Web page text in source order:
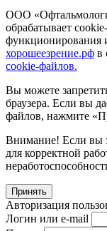
ООО
обрабатывает
функционирования
хорошеезрение.рф в
cookie-файлов.
Вы можете
браузера. Если вы
файлов, нажмите
Внимание! Если вы
для корректной
Принять
Авторизация
Логин или e-mail